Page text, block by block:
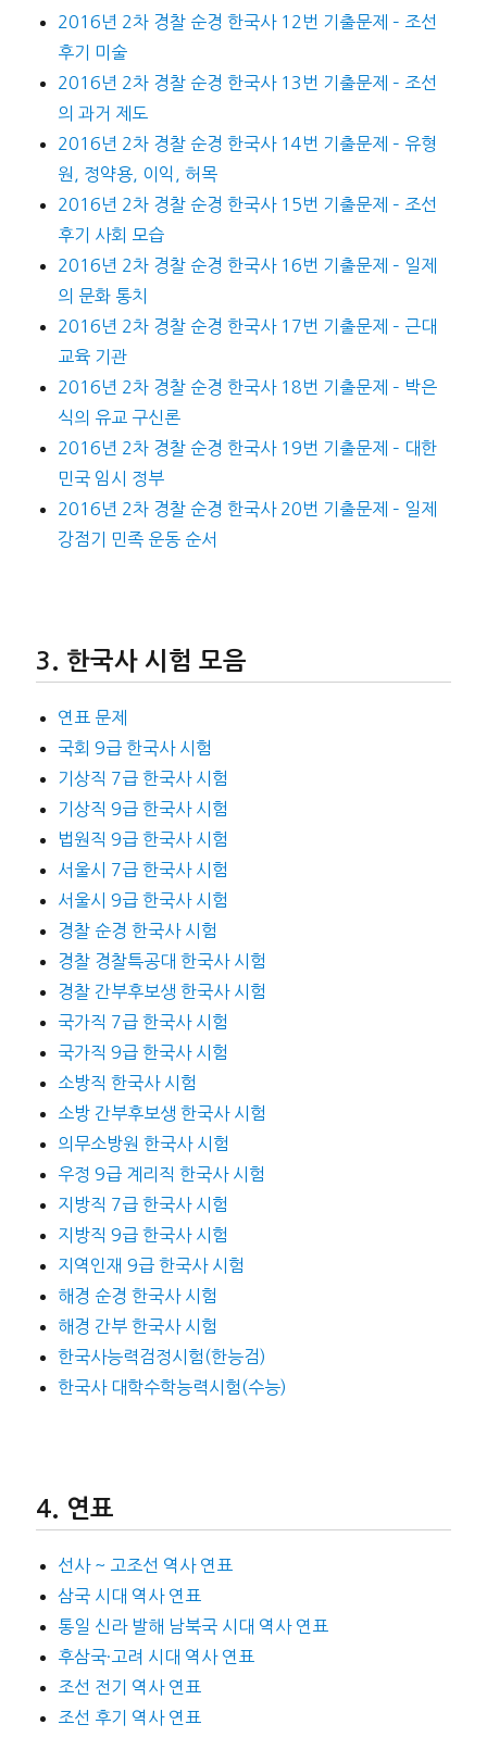
2016년 2차 경찰 순경 한국사 12번 기출문제 – 조선
후기 미술
2016년 2차 경찰 순경 한국사 13번 기출문제 – 조선
의 과거 제도
2016년 2차 경찰 순경 한국사 14번 기출문제 – 유형
원, 정약용, 이익, 허목
2016년 2차 경찰 순경 한국사 15번 기출문제 – 조선
후기 사회 모습
2016년 2차 경찰 순경 한국사 16번 기출문제 – 일제
의 문화 통치
2016년 2차 경찰 순경 한국사 17번 기출문제 – 근대
교육 기관
2016년 2차 경찰 순경 한국사 18번 기출문제 – 박은
식의 유교 구신론
2016년 2차 경찰 순경 한국사 19번 기출문제 – 대한
민국 임시 정부
2016년 2차 경찰 순경 한국사 20번 기출문제 – 일제
강점기 민족 운동 순서
한국사 시험 모음
연표 문제
국회 9급 한국사 시험
기상직 7급 한국사 시험
기상직 9급 한국사 시험
법원직 9급 한국사 시험
서울시 7급 한국사 시험
서울시 9급 한국사 시험
경찰 순경 한국사 시험
경찰 경찰특공대 한국사 시험
경찰 간부후보생 한국사 시험
국가직 7급 한국사 시험
국가직 9급 한국사 시험
소방직 한국사 시험
소방 간부후보생 한국사 시험
의무소방원 한국사 시험
우정 9급 계리직 한국사 시험
지방직 7급 한국사 시험
지방직 9급 한국사 시험
지역인재 9급 한국사 시험
해경 순경 한국사 시험
해경 간부 한국사 시험
한국사능력검정시험(한능검)
한국사 대학수학능력시험(수능)
연표
선사 ~ 고조선 역사 연표
삼국 시대 역사 연표
통일 신라 발해 남북국 시대 역사 연표
후삼국·고려 시대 역사 연표
조선 전기 역사 연표
조선 후기 역사 연표